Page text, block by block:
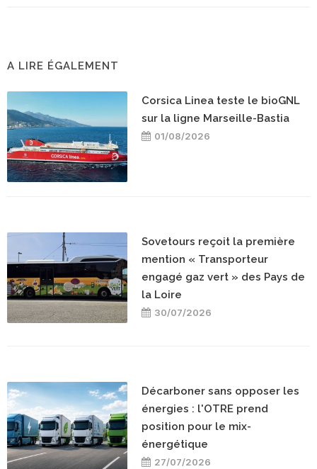
A LIRE ÉGALEMENT
Corsica Linea teste le bioGNL
sur la ligne Marseille-Bastia
01/08/2026
Sovetours reçoit la première
mention « Transporteur
engagé gaz vert » des Pays de
la Loire
30/07/2026
Décarboner sans opposer les
énergies : l'OTRE prend
position pour le mix-
énergétique
27/07/2026